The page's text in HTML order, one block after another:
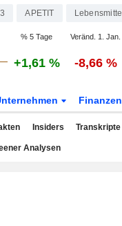
APETIT Lebensmittel
% 5 Tage Veränd. 1. Jan.
+1,61 % -8,66 %
Finanzen
Insiders Transkripte
Analysen